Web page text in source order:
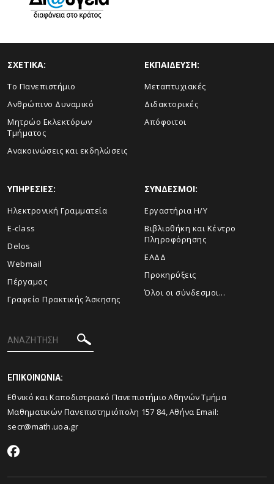
ΣΧΕΤΙΚΑ:
Το Πανεπιστήμιο
Ανθρώπινο Δυναμικό
Μητρώο Εκλεκτόρων
Τμήματος
Ανακοινώσεις και εκδηλώσεις
ΕΚΠΑΙΔΕΥΣΗ:
Μεταπτυχιακές
Διδακτορικές
Απόφοιτοι
ΥΠΗΡΕΣΙΕΣ:
Ηλεκτρονική Γραμματεία
E-class
Delos
Webmail
Πέργαμος
Γραφείο Πρακτικής Άσκησης
ΣΥΝΔΕΣΜΟΙ:
Εργαστήρια Η/Υ
Βιβλιοθήκη και Κέντρο
Πληροφόρησης
ΕΑΔΔ
Προκηρύξεις
Όλοι οι σύνδεσμοι...
ΕΠΙΚΟΙΝΩΝΙΑ:
Εθνικό και Καποδιστριακό Πανεπιστήμιο Αθηνών Τμήμα
Μαθηματικών Πανεπιστημιόπολη 157 84, Αθήνα Email:
secr@math.uoa.gr